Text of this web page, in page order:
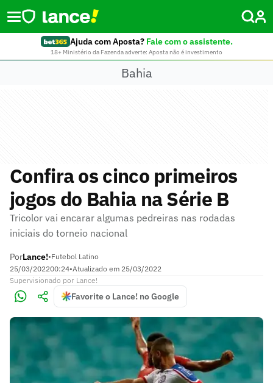
Ajuda com Aposta? Fale com o assistente.
18+ Ministério da Fazenda adverte: Aposta não é investimento
Bahia
Confira os cinco primeiros
jogos do Bahia na Série B
Tricolor vai encarar algumas pedreiras nas rodadas
iniciais do torneio nacional
PorLance!•Futebol Latino
25/03/202200:24•Atualizado em 25/03/2022
Supervisionado por Lance!
Favorite o Lance! no Google